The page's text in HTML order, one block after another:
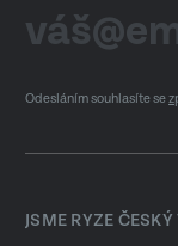
Odesláním souhlasíte se
JSME RYZE